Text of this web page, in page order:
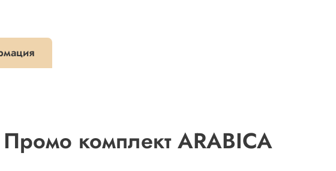
Промо комплект ARABICA